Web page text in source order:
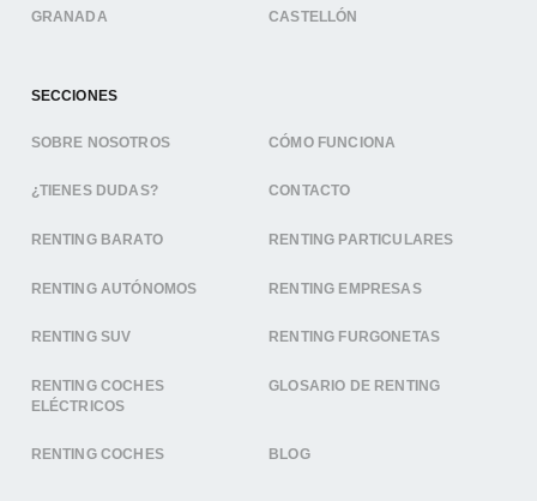
GRANADA CASTELLÓN
SECCIONES
SOBRE NOSOTROS CÓMO FUNCIONA
¿TIENES DUDAS? CONTACTO
RENTING BARATO RENTING PARTICULARES
RENTING AUTÓNOMOS RENTING EMPRESAS
RENTING SUV RENTING FURGONETAS
RENTING COCHES
ELÉCTRICOS
GLOSARIO DE RENTING
RENTING COCHES BLOG